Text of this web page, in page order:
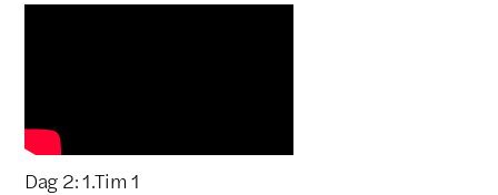
Dag 2: 1.Tim 1